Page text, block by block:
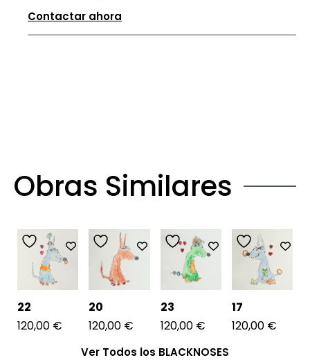
Contactar ahora
Obras Similares
22
120,00 €
20
120,00 €
23
120,00 €
17
120,00 €
Ver Todos los BLACKNOSES